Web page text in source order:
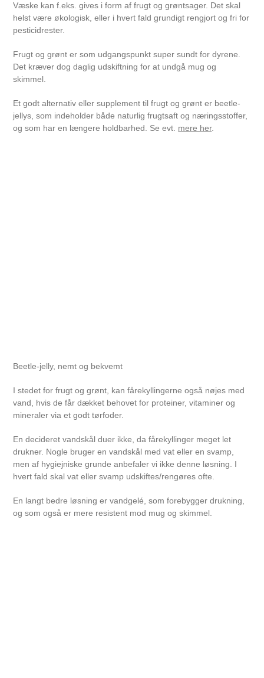
Væske kan f.eks. gives i form af frugt og grøntsager. Det skal
helst være økologisk, eller i hvert fald grundigt rengjort og fri for
pesticidrester.
Frugt og grønt er som udgangspunkt super sundt for dyrene.
Det kræver dog daglig udskiftning for at undgå mug og
skimmel.
Et godt alternativ eller supplement til frugt og grønt er beetle-
jellys, som indeholder både naturlig frugtsaft og næringsstoffer,
og som har en længere holdbarhed. Se evt. mere her.
Beetle-jelly, nemt og bekvemt
I stedet for frugt og grønt, kan fårekyllingerne også nøjes med
vand, hvis de får dækket behovet for proteiner, vitaminer og
mineraler via et godt tørfoder.
En decideret vandskål duer ikke, da fårekyllinger meget let
drukner. Nogle bruger en vandskål med vat eller en svamp,
men af hygiejniske grunde anbefaler vi ikke denne løsning. I
hvert fald skal vat eller svamp udskiftes/rengøres ofte.
En langt bedre løsning er vandgelé, som forebygger drukning,
og som også er mere resistent mod mug og skimmel.